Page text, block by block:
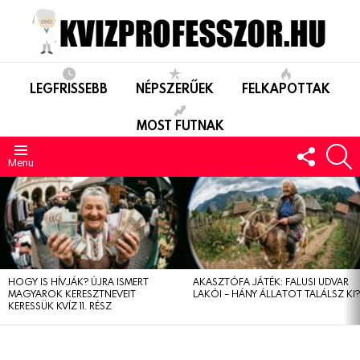
LEGFRISSEBB NÉPSZERŰEK FELKAPOTTAK
MOST FUTNAK
Menu
US
LEGUTÓBBIAK
HOGY IS HÍVJÁK? ÚJRA ISMERT
MAGYAROK KERESZTNEVEIT
KERESSÜK KVÍZ 11. RÉSZ
AKASZTÓFA JÁTÉK: FALUSI UDVAR
LAKÓI – HÁNY ÁLLATOT TALÁLSZ KI?